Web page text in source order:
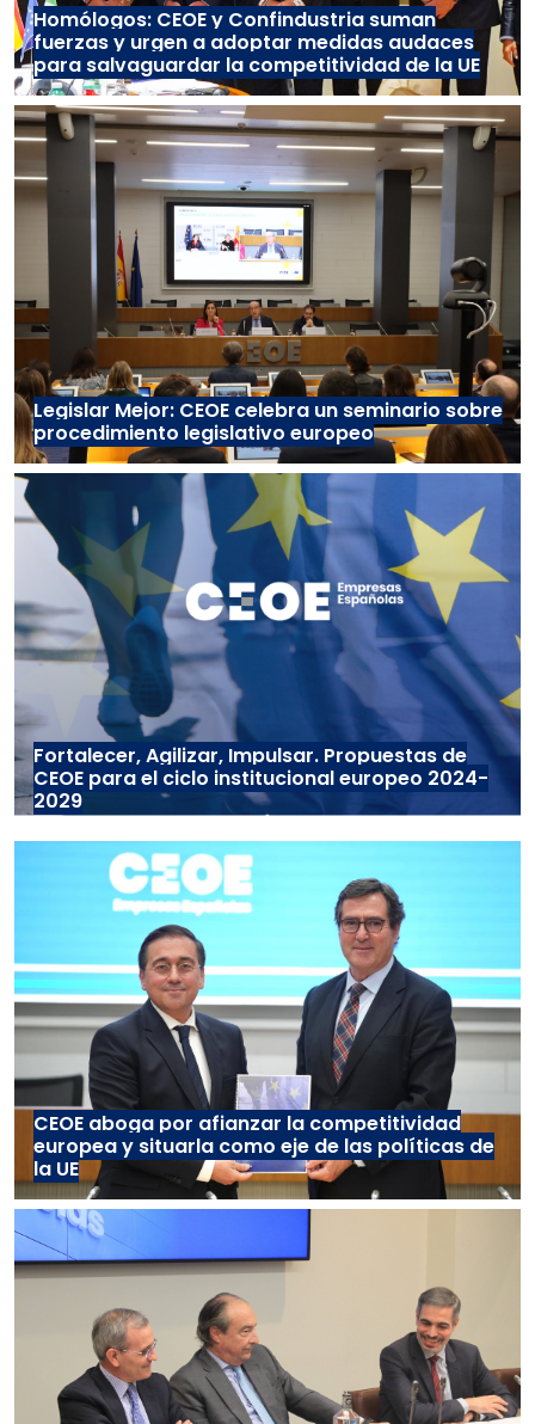
Homólogos: CEOE y Confindustria suman
fuerzas y urgen a adoptar medidas audaces
para salvaguardar la competitividad de la UE
Legislar Mejor: CEOE celebra un seminario sobre
procedimiento legislativo europeo
Fortalecer, Agilizar, Impulsar. Propuestas de
CEOE para el ciclo institucional europeo 2024-
2029
CEOE aboga por afianzar la competitividad
europea y situarla como eje de las políticas de
la UE